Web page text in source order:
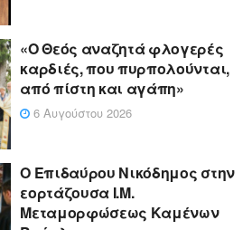
«Ο Θεός αναζητά φλογερές
καρδιές, που πυρπολούνται,
από πίστη και αγάπη»
6 Αυγούστου 2026
Ο Επιδαύρου Νικόδημος στην
εορτάζουσα Ι.Μ.
Μεταμορφώσεως Καμένων